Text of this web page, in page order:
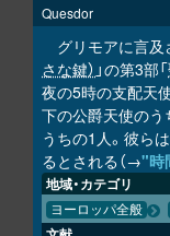
Quesdor
グリモアに言及
さな鍵） 」の第3部「
夜の5時の支配天
下の公爵天使のう
うちの1人。彼ら
るとされる（→"時
地域・カテゴリ
ヨーロッパ全般